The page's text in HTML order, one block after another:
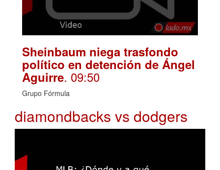
Sheinbaum niega trasfondo
político en detención de Ángel
Aguirre. 09:50
Grupo Fórmula
diamondbacks vs dodgers